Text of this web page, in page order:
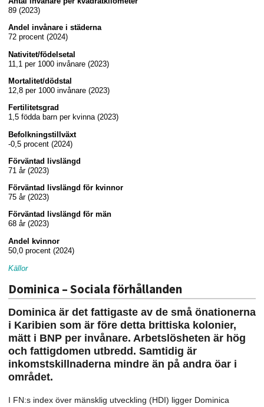
89 (2023)
Andel invånare i städerna
72 procent (2024)
Nativitet/födelsetal
11,1 per 1000 invånare (2023)
Mortalitet/dödstal
12,8 per 1000 invånare (2023)
Fertilitetsgrad
1,5 födda barn per kvinna (2023)
Befolkningstillväxt
-0,5 procent (2024)
Förväntad livslängd
71 år (2023)
Förväntad livslängd för kvinnor
75 år (2023)
Förväntad livslängd för män
68 år (2023)
Andel kvinnor
50,0 procent (2024)
Källor
Dominica – Sociala förhållanden
Dominica är det fattigaste av de små önationerna
i Karibien som är före detta brittiska kolonier,
mätt i BNP per invånare. Arbetslösheten är hög
och fattigdomen utbredd. Samtidig är
inkomstskillnaderna mindre än på andra öar i
området.
I FN:s index över mänsklig utveckling (HDI) ligger Dominica